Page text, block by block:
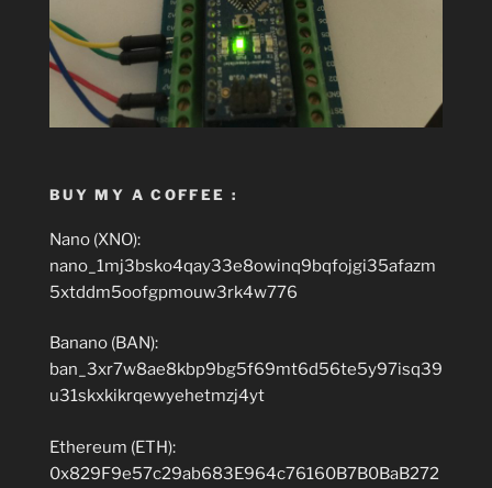
BUY MY A COFFEE :
Nano (XNO):
nano_1mj3bsko4qay33e8owinq9bqfojgi35afazm
5xtddm5oofgpmouw3rk4w776
Banano (BAN):
ban_3xr7w8ae8kbp9bg5f69mt6d56te5y97isq39
u31skxkikrqewyehetmzj4yt
Ethereum (ETH):
0x829F9e57c29ab683E964c76160B7B0BaB272